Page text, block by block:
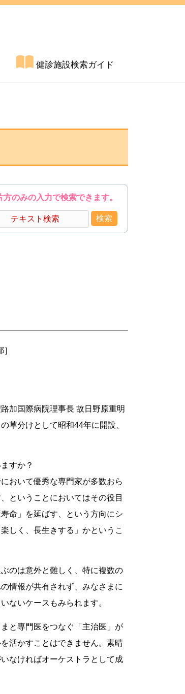
健診施設検索ガイド
方のみの入力で検索できます。
］
加国際病院理事長 故日野原重明
草分けとして昭和44年に開設、
すか？
おいて優秀な専門家が多数おら
ということにおいてはその役目
命」を延ばす、という方向にシ
しく、長生きする」かというこ
のは意外と難しく、特に複数の
情報が共有されず、みなさまに
ないケースもみられます。
と専門医をつなぐ「主治医」が
活かすことはできません。素晴
なければオーケストラとして成